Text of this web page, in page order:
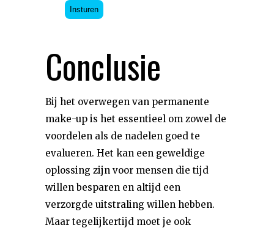
Insturen
Conclusie
Bij het overwegen van permanente
make-up is het essentieel om zowel de
voordelen als de nadelen goed te
evalueren. Het kan een geweldige
oplossing zijn voor mensen die tijd
willen besparen en altijd een
verzorgde uitstraling willen hebben.
Maar tegelijkertijd moet je ook